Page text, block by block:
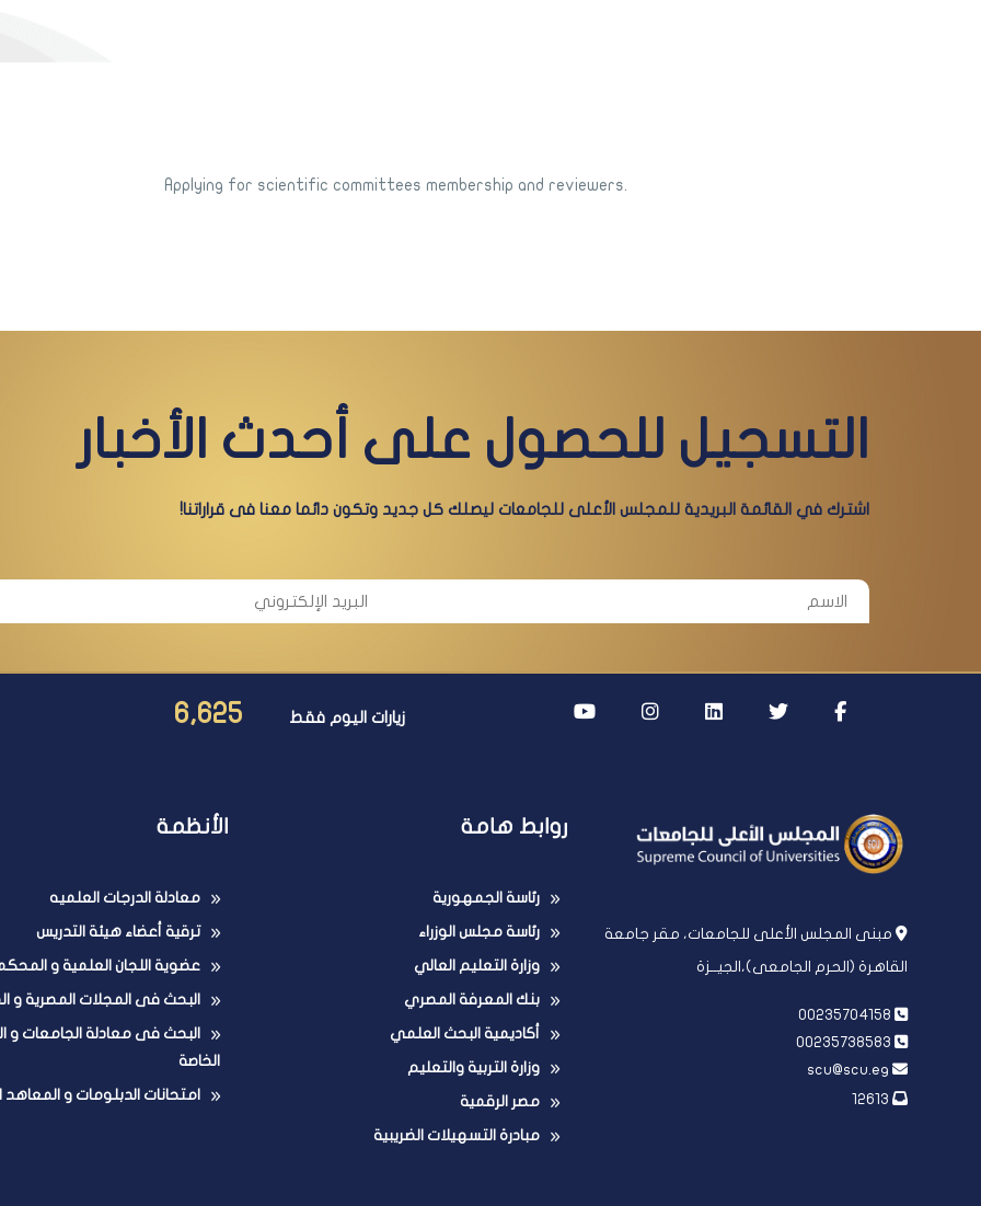
Applying for scientific committees membership and reviewers.
التسجيل للحصول على أحدث الأخبار
اشترك في القائمة البريدية للمجلس الأعلى للجامعات ليصلك كل جديد وتكون دائما معنا فى قراراتنا!
زيارات اليوم فقط 6,625
مبنى المجلس الأعلى للجامعات، مقر جامعة
القاهرة (الحرم الجامعى)،الجيــزة
روابط هامة
رئاسة الجمهورية
رئاسة مجلس الوزراء
وزارة التعليم العالي
بنك المعرفة المصري
أكاديمية البحث العلمي
وزارة التربية والتعليم
مصر الرقمية
مبادرة التسهيلات الضريبية
الأنظمة
معادلة الدرجات العلميه
ترقية أعضاء هيئة التدريس
عضوية اللجان العلمية و
البحث فى المجلات المصرية و
البحث فى معادلة الجامعات و
الخاصة
امتحانات الدبلومات و المعاهد